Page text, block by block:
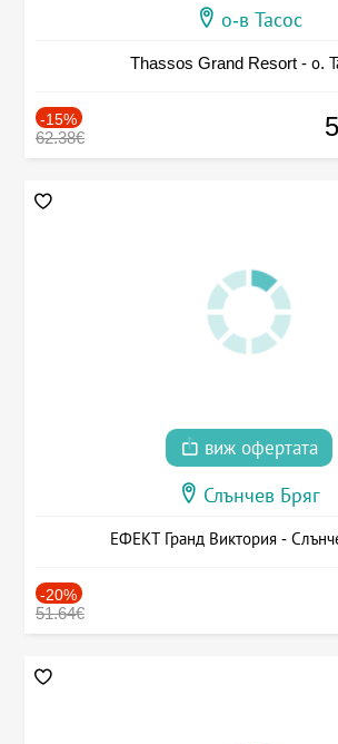
о-в Тасос
Thassos Grand Resort - о.
-15%
62.38€
виж офертата
Слънчев Бряг
ЕФЕКТ Гранд Виктория -
-20%
51.64€